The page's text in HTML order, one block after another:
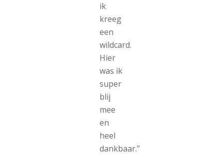
ik
kreeg
een
wildcard.
Hier
was ik
super
blij
mee
en
heel
dankbaar.’’